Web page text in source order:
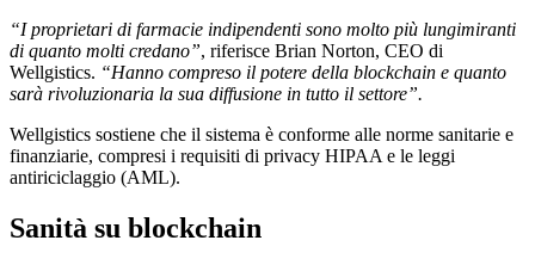
“I proprietari di farmacie indipendenti sono molto più lungimiranti
di quanto molti credano”, riferisce Brian Norton, CEO di
Wellgistics. “Hanno compreso il potere della blockchain e quanto
sarà rivoluzionaria la sua diffusione in tutto il settore”.
Wellgistics sostiene che il sistema è conforme alle norme sanitarie e
finanziarie, compresi i requisiti di privacy HIPAA e le leggi
antiriciclaggio (AML).
Sanità su blockchain